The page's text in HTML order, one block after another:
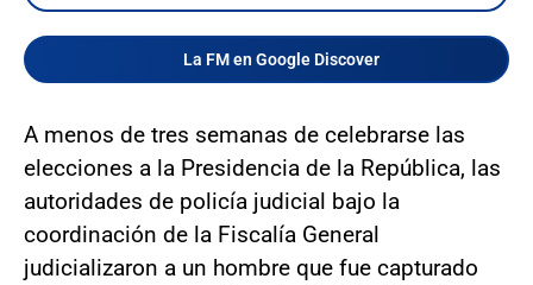
La FM en Google Discover
A menos de tres semanas de celebrarse las
elecciones a la Presidencia de la República, las
autoridades de policía judicial bajo la
coordinación de la Fiscalía General
judicializaron a un hombre que fue capturado